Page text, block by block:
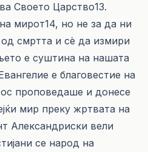
Своето Царство13.
мирот14, но не за да ни
смртта и сè да измири
е суштина на нашата
е благовестие на
проповедаше и донесе
мир преку жртвата на
Александриски вели
се народ на